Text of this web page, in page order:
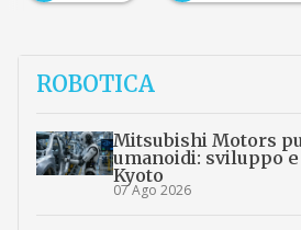
ROBOTICA
Mitsubishi Motors
umanoidi: sviluppo
Kyoto
07 Ago 2026